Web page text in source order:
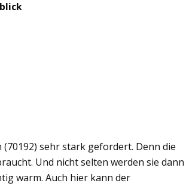
sehr stark gefordert. Denn die
Und nicht selten werden sie dann
warm. Auch hier kann der